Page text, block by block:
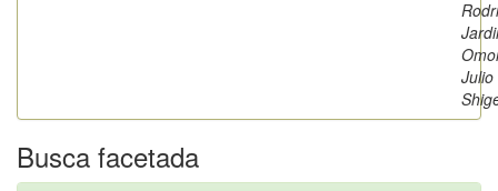
Julio
Busca facetada